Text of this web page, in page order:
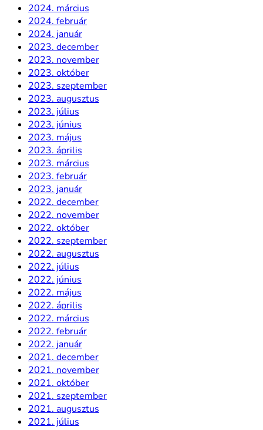
2024. március
2024. február
2024. január
2023. december
2023. november
2023. október
2023. szeptember
2023. augusztus
2023. július
2023. június
2023. május
2023. április
2023. március
2023. február
2023. január
2022. december
2022. november
2022. október
2022. szeptember
2022. augusztus
2022. július
2022. június
2022. május
2022. április
2022. március
2022. február
2022. január
2021. december
2021. november
2021. október
2021. szeptember
2021. augusztus
2021. július